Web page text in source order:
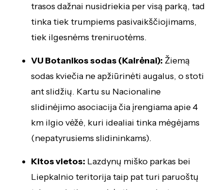
trasos dažnai nusidriekia per visą parką, tad
tinka tiek trumpiems pasivaikščiojimams,
tiek ilgesnėms treniruotėms.
VU Botanikos sodas (Kairėnai): Žiemą
sodas kviečia ne apžiūrinėti augalus, o stoti
ant slidžių. Kartu su Nacionaline
slidinėjimo asociacija čia įrengiama apie 4
km ilgio vėžė, kuri idealiai tinka mėgėjams
(nepatyrusiems slidininkams).
Kitos vietos: Lazdynų miško parkas bei
Liepkalnio teritorija taip pat turi paruoštų